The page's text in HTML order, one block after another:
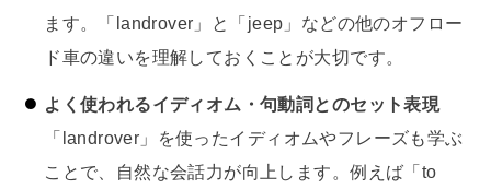
ます。「landrover」と「jeep」などの他のオフロー
ド車の違いを理解しておくことが大切です。
よく使われるイディオム・句動詞とのセット表現
「landrover」を使ったイディオムやフレーズも学ぶ
ことで、自然な会話力が向上します。例えば「to